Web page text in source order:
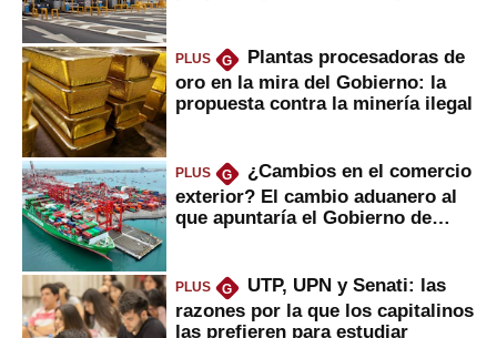
PLUS G
Plantas procesadoras de
oro en la mira del Gobierno: la
propuesta contra la minería ilegal
PLUS G
¿Cambios en el comercio
exterior? El cambio aduanero al
que apuntaría el Gobierno de
PLUS G
UTP, UPN y Senati: las
razones por la que los capitalinos
las prefieren para estudiar